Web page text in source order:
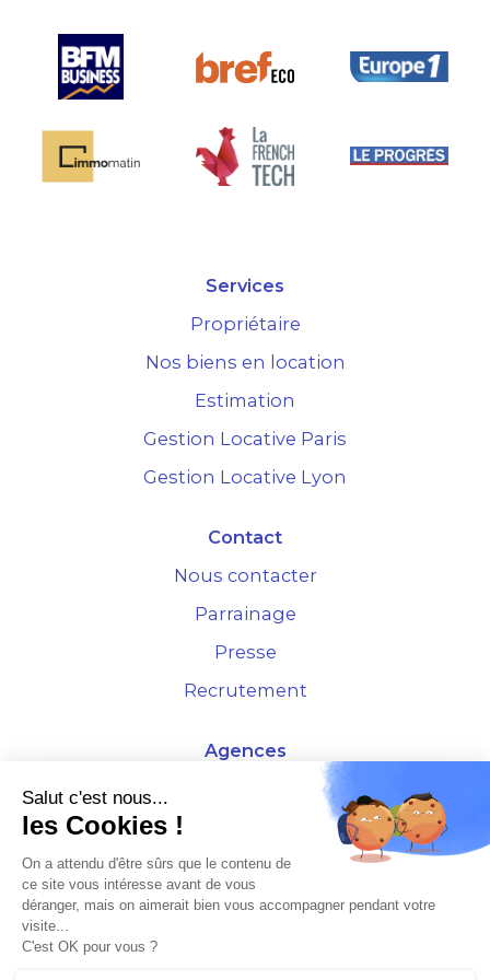
Services
Propriétaire
Nos biens en location
Estimation
Gestion Locative Paris
Gestion Locative Lyon
Contact
Nous contacter
Parrainage
Presse
Recrutement
Agences
4 Rue de la Bourse - 69001 Lyon
10 rue d'Austerlitz - 75012 Paris
À L'HORIZON 2025
Salut c'est nous...
les Cookies !
On a attendu d'être sûrs que le contenu de
ce site vous intéresse avant de vous
déranger, mais on aimerait bien vous accompagner pendant votre
visite...
C'est OK pour vous ?